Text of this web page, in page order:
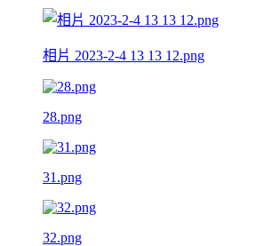
相片 2023-2-4 13 13 12.png
28.png
31.png
32.png